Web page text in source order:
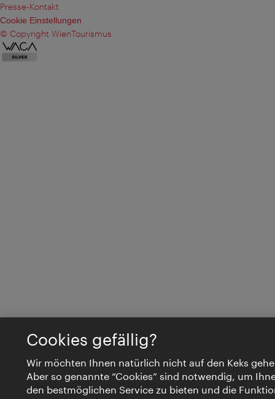
Presse-Kontakt
Cookie Einstellungen
© Copyright WienTourismus
Cookies gefällig?
Wir möchten Ihnen natürlich nicht auf den Keks
Aber so genannte “Cookies” sind notwendig, um
den bestmöglichen Service zu bieten und die